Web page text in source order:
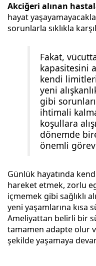
Akciğeri alınan
hayat
sorunlarla sıklıkla
Fakat,
kapasitesini
kendi
yeni
gibi
ihtimali
koşullara
dönemde
önemli
Günlük hayatında
hareket etmek, zorlu
içmemek gibi sağlıklı
yeni yaşamlarına kısa
Ameliyattan belirli bir
tamamen adapte olur
şekilde yaşamaya